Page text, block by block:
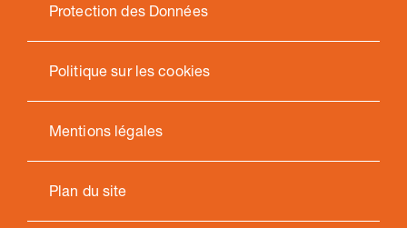
Protection des Données
Politique sur les cookies
Mentions légales
Plan du site